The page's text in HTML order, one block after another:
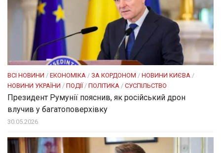
ВСІ НОВИНИ / ЕКОНОМІКА / ЗА КОРДОНОМ / НОВИНИ КИЄВА /
НОВИНИ УКРАЇНИ / ПОДІЇ/ ПОЛІТИКА / СУСПІЛЬСТВО
Президент Румунії пояснив, як російський дрон
влучив у багатоповерхівку
30.05.2026